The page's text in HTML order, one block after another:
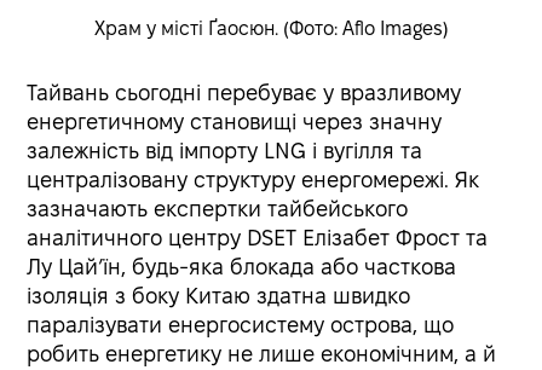
Храм у місті Ґаосюн. (Фото: Aflo Images)
Тайвань сьогодні перебуває у вразливому
енергетичному становищі через значну
залежність від імпорту LNG і вугілля та
централізовану структуру енергомережі. Як
зазначають експертки тайбейського
аналітичного центру DSET Елізабет Фрост та
Лу Цай’їн, будь-яка блокада або часткова
ізоляція з боку Китаю здатна швидко
паралізувати енергосистему острова, що
робить енергетику не лише економічним, а й